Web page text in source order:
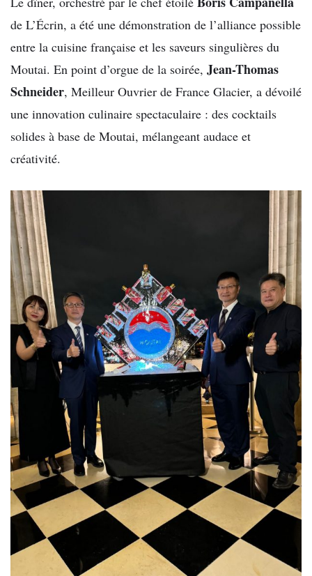
de L’Écrin, a été une démonstration de l’alliance possible
entre la cuisine française et les saveurs singulières du
Moutai. En point d’orgue de la soirée, Jean-Thomas
Schneider, Meilleur Ouvrier de France Glacier, a dévoilé
une innovation culinaire spectaculaire : des cocktails
solides à base de Moutai, mélangeant audace et
créativité.